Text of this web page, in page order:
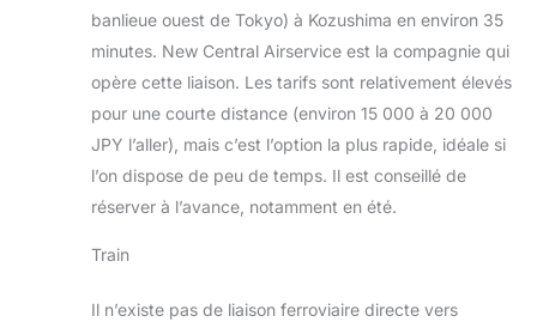
banlieue ouest de Tokyo) à Kozushima en environ 35
minutes. New Central Airservice est la compagnie qui
opère cette liaison. Les tarifs sont relativement élevés
pour une courte distance (environ 15 000 à 20 000
JPY l’aller), mais c’est l’option la plus rapide, idéale si
l’on dispose de peu de temps. Il est conseillé de
réserver à l’avance, notamment en été.
Train
Il n’existe pas de liaison ferroviaire directe vers